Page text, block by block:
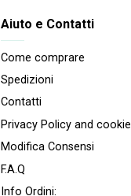
Aiuto e Contatti
Come comprare
Spedizioni
Contatti
Privacy Policy and cookie
Modifica Consensi
F.A.Q
Info Ordini: